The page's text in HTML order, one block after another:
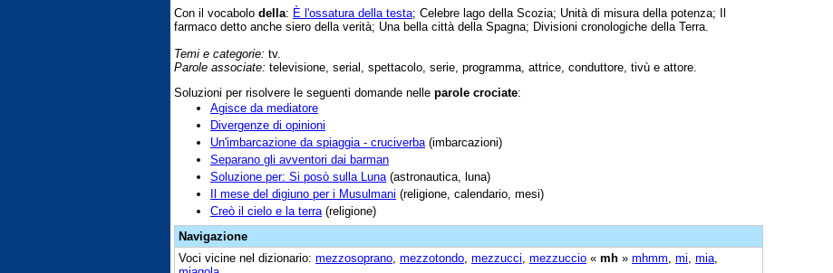
Con il vocabolo della: È l'ossatura della testa; Celebre lago della Scozia; Unità di misura della potenza; Il
farmaco detto anche siero della verità; Una bella città della Spagna; Divisioni cronologiche della Terra.
Temi e categorie: tv.
Parole associate: televisione, serial, spettacolo, serie, programma, attrice, conduttore, tivù e attore.
Soluzioni per risolvere le seguenti domande nelle parole crociate:
Agisce da mediatore
Divergenze di opinioni
Un'imbarcazione da spiaggia - cruciverba (imbarcazioni)
Separano gli avventori dai barman
Soluzione per: Si posò sulla Luna (astronautica, luna)
Il mese del digiuno per i Musulmani (religione, calendario, mesi)
Creò il cielo e la terra (religione)
Navigazione
Voci vicine nel dizionario: mezzosoprano mezzotondo mezzucci mezzuccio « mh » mhmm mi mia